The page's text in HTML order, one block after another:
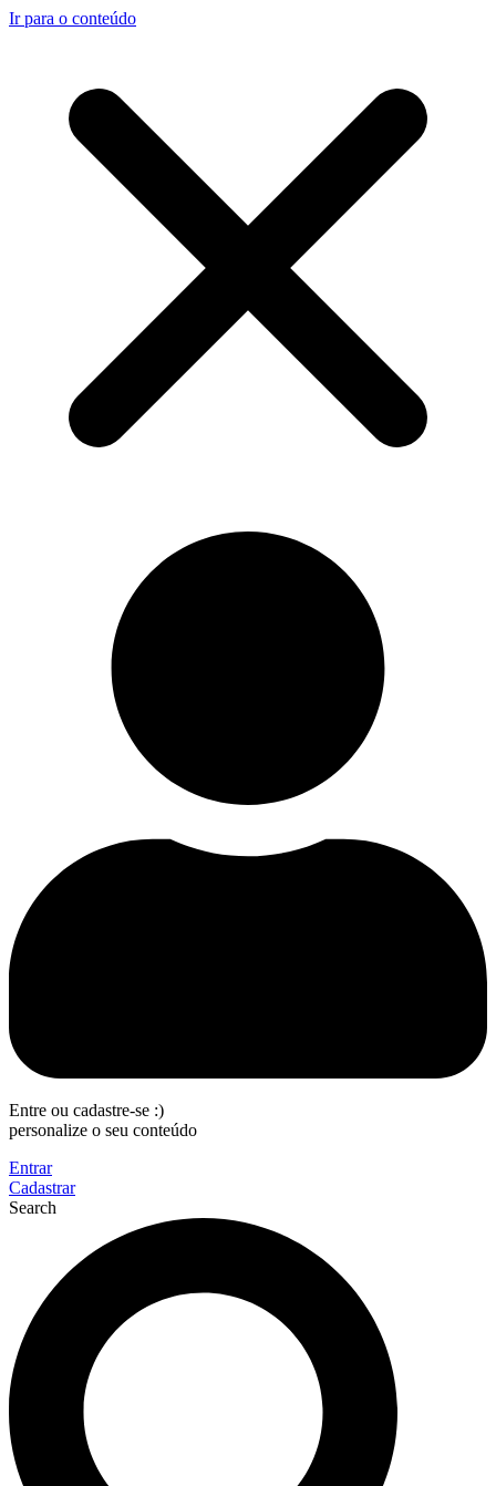
Ir para o conteúdo
Entre ou cadastre-se :)
personalize o seu conteúdo
Entrar
Cadastrar
Search